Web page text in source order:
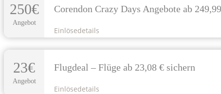
250€
Angebot
Corendon Crazy Days Angebote ab
Einlösedetails
23€
Angebot
Flugdeal – Flüge ab 23,08 € sichern
Einlösedetails